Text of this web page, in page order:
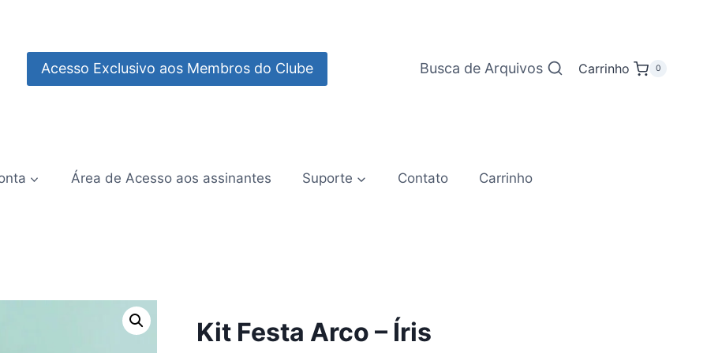
Acesso Exclusivo aos Membros do Clube Busca de Arquivos Carrinho 0
Área de Acesso aos assinantes Suporte Contato Carrinho
Kit Festa Arco – Íris